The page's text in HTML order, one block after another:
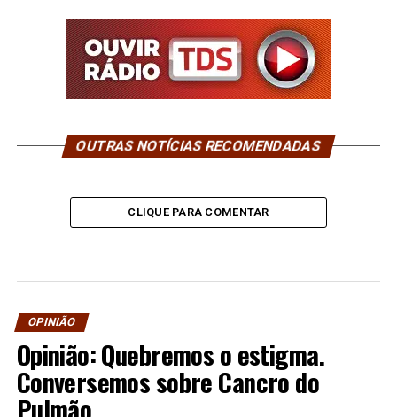
OUTRAS NOTÍCIAS RECOMENDADAS
CLIQUE PARA COMENTAR
OPINIÃO
Opinião: Quebremos o estigma.
Conversemos sobre Cancro do
Pulmão